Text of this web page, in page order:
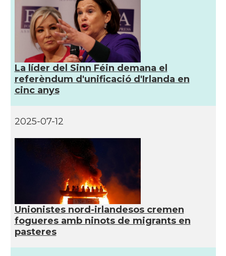
CAMON Catalans a WIGHT
CAMON Catalans a YORK
Casal Catalans UK
Casal
Consolat Consolat general a Edinburgh
Consolat Consolat general a London
Ambaixada
Ambaixada espanyola a Regne Unit
* + ambaixades i consolats
La líder del Sinn Féin demana el
referèndum d'unificació d'Irlanda en
cinc anys
2025-07-12
Unionistes nord-irlandesos cremen
fogueres amb ninots de migrants en
pasteres